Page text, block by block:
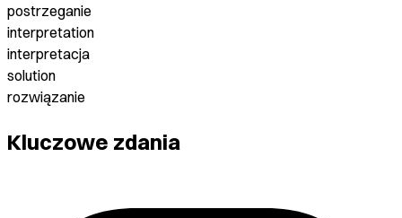
postrzeganie
interpretation
interpretacja
solution
rozwiązanie
Kluczowe zdania